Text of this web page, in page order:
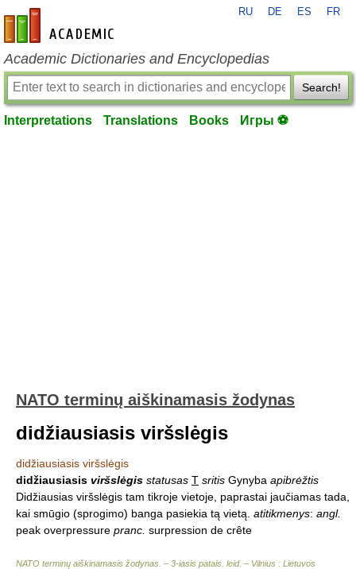
en-academic.com
RU DE ES FR
Academic Dictionaries and Encyclopedias
Search!
Interpretations Translations Books Игры ⚽
NATO terminų aiškinamasis žodynas
didžiausiasis viršslėgis
didžiausiasis viršslėgis
didžiausiasis viršslėgis statusas T sritis Gynyba apibrėžtis
Didžiausias viršslėgis tam tikroje vietoje, paprastai jaučiamas tada,
kai smūgio (sprogimo) banga pasiekia tą vietą. atitikmenys: angl.
peak overpressure pranc. surpression de crête
NATO terminų aiškinamasis žodynas. – 3-iasis patais. leid. – Vilnius : Lietuvos